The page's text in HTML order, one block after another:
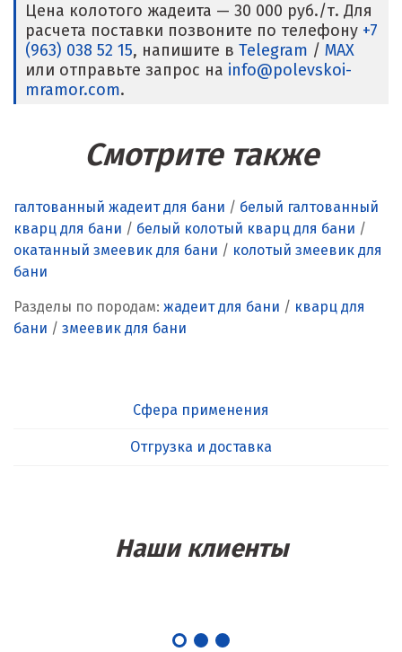
Цена колотого жадеита — 30 000 руб./т. Для
расчета поставки позвоните по телефону +7
(963) 038 52 15, напишите в Telegram / MAX
или отправьте запрос на info@polevskoi-
mramor.com.
Смотрите также
галтованный жадеит для бани / белый галтованный
кварц для бани / белый колотый кварц для бани /
окатанный змеевик для бани / колотый змеевик для
бани
Разделы по породам: жадеит для бани / кварц для
бани / змеевик для бани
Сфера применения
Отгрузка и доставка
Наши клиенты